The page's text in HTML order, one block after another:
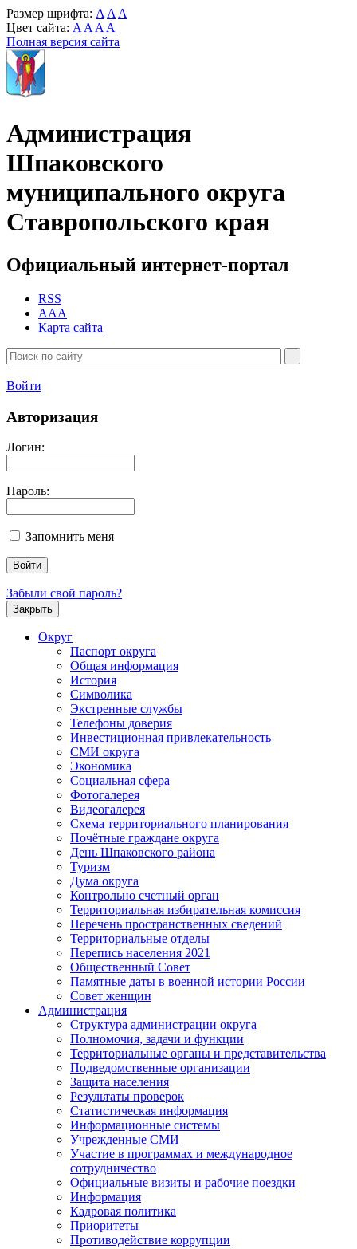
Размер шрифта: A A A
Цвет сайта: A A A A
Полная версия сайта
Администрация
Шпаковского
муниципального округа
Ставропольского края
Официальный интернет-портал
RSS
AAA
Карта сайта
Войти
Авторизация
Логин:
Пароль:
Запомнить меня
Забыли свой пароль?
Закрыть
Округ
Паспорт округа
Общая информация
История
Символика
Экстренные службы
Телефоны доверия
Инвестиционная привлекательность
СМИ округа
Экономика
Социальная сфера
Фотогалерея
Видеогалерея
Схема территориального планирования
Почётные граждане округа
День Шпаковского района
Туризм
Дума округа
Контрольно счетный орган
Территориальная избирательная комиссия
Перечень пространственных сведений
Территориальные отделы
Перепись населения 2021
Общественный Совет
Памятные даты в военной истории России
Совет женщин
Администрация
Структура администрации округа
Полномочия, задачи и функции
Территориальные органы и представительства
Подведомственные организации
Защита населения
Результаты проверок
Статистическая информация
Информационные системы
Учрежденные СМИ
Участие в программах и международное
сотрудничество
Официальные визиты и рабочие поездки
Информация
Кадровая политика
Приоритеты
Противодействие коррупции